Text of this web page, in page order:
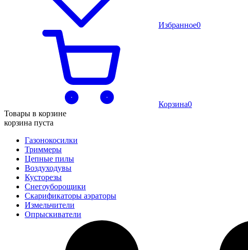
Избранное0
Корзина0
Товары в корзине
корзина пуста
Газонокосилки
Триммеры
Цепные пилы
Воздуходувы
Кусторезы
Снегоуборощики
Скарификаторы аэраторы
Измельчители
Опрыскиватели